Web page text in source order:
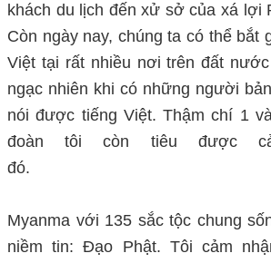
khách du lịch đến xử sở của xá lợi
Còn ngày nay, chúng ta có thể bắt
Việt tại rất nhiều nơi trên đất
ngạc nhiên khi có những người
nói được tiếng Việt. Thậm chí 1
đoàn tôi còn tiêu được
đó.
Myanma với 135 sắc tộc chung
niềm tin: Đạo Phật. Tôi cảm